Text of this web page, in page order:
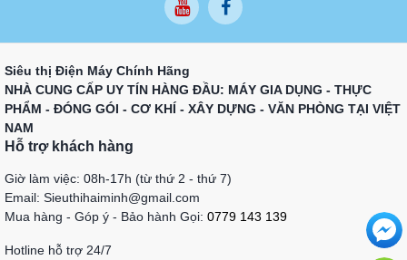
Siêu thị Điện Máy Chính Hãng
NHÀ CUNG CẤP UY TÍN HÀNG ĐẦU: MÁY GIA DỤNG - THỰC
PHẨM - ĐÓNG GÓI - CƠ KHÍ - XÂY DỰNG - VĂN PHÒNG TẠI VIỆT
NAM
Hỗ trợ khách hàng
Giờ làm việc: 08h-17h (từ thứ 2 - thứ 7)
Email: Sieuthihaiminh@gmail.com
Mua hàng - Góp ý - Bảo hành Gọi: 0779 143 139
Hotline hỗ trợ 24/7